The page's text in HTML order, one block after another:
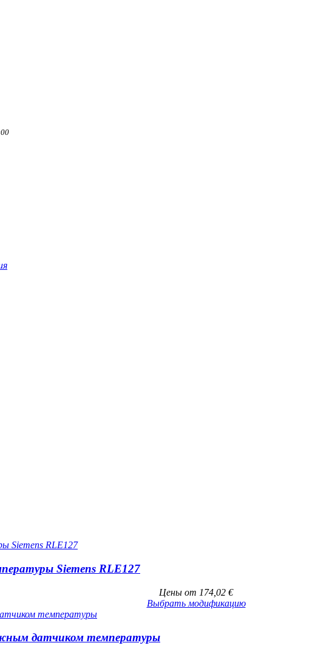
Siemens RLE127
Цены от 174,02 €
Выбрать модификацию
датчиком температуры